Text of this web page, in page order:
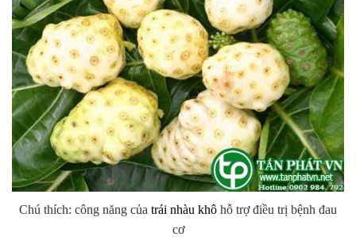
Chú thích: công năng của trái nhàu khô hỗ trợ điều trị bệnh đau
cơ